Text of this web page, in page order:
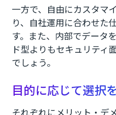
一方で、自由にカスタマ
り、自社運用に合わせた
す。また、内部でデータ
ド型よりもセキュリティ
でしょう。
目的に応じて選択
それぞれにメリット・デ